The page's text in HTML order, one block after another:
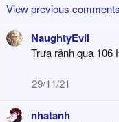
a
c
t
:
View previous
NaughtyEvil
Trưa rảnh qua 106
29/11/21
nhatanh